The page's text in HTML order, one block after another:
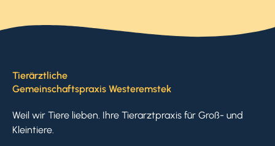
Tierärztliche
Gemeinschaftspraxis Westeremstek
Weil wir Tiere lieben. Ihre Tierarztpraxis für Groß- und
Kleintiere.